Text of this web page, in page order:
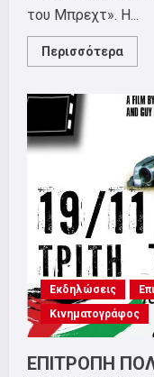
του Μπρεχτ». Η...
Περισσότερα
more
ΤΟΥ
Εκδηλώσεις
Κινηματογράφος
ΕΠΙΤΡΟΠΗ